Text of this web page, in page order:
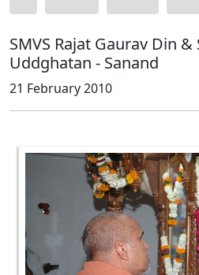
SMVS Rajat Gaurav Din
Uddghatan - Sanand
21 February 2010